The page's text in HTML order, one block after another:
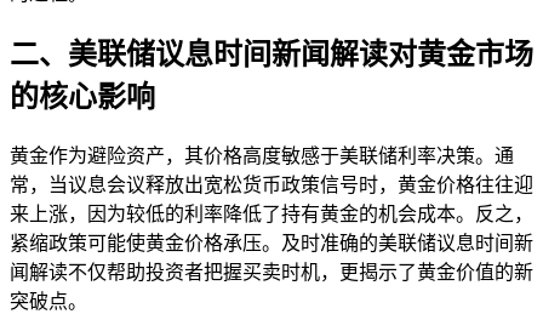
二、美联储议息时间新闻解读对黄金市场
的核心影响
黄金作为避险资产，其价格高度敏感于美联储利率决策。通
常，当议息会议释放出宽松货币政策信号时，黄金价格往往迎
来上涨，因为较低的利率降低了持有黄金的机会成本。反之，
紧缩政策可能使黄金价格承压。及时准确的美联储议息时间新
闻解读不仅帮助投资者把握买卖时机，更揭示了黄金价值的新
突破点。